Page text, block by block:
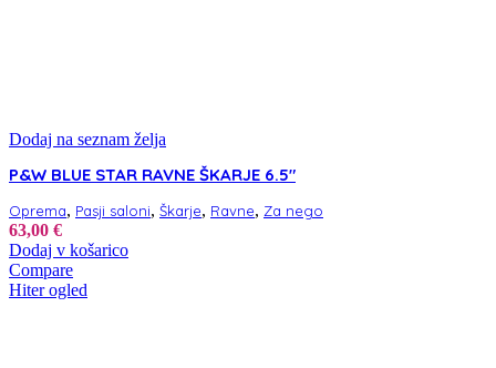
Dodaj na seznam želja
P&W BLUE STAR RAVNE ŠKARJE 6.5″
Oprema, Pasji saloni, Škarje, Ravne, Za nego
63,00 €
Dodaj v košarico
Compare
Hiter ogled